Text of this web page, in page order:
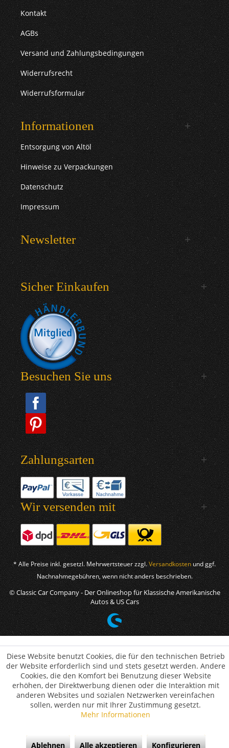
Kontakt
AGBs
Versand und Zahlungsbedingungen
Widerrufsrecht
Widerrufsformular
Informationen
Entsorgung von Altöl
Hinweise zu Verpackungen
Datenschutz
Impressum
Newsletter
Sicher Einkaufen
Besuchen Sie uns
Zahlungsarten
Wir versenden mit
* Alle Preise inkl. gesetzl. Mehrwertsteuer zzgl.Versandkosten und ggf.
Nachnahmegebühren, wenn nicht anders beschrieben.
© Classic Car Company - Der Onlineshop für Klassische Amerikanische
Autos & US Cars
Diese Website benutzt Cookies, die für den technischen Betrieb
der Website erforderlich sind und stets gesetzt werden. Andere
Cookies, die den Komfort bei Benutzung dieser Website
erhöhen, der Direktwerbung dienen oder die Interaktion mit
anderen Websites und sozialen Netzwerken vereinfachen
sollen, werden nur mit Ihrer Zustimmung gesetzt.
Mehr Informationen
Ablehnen Alle akzeptieren Konfigurieren